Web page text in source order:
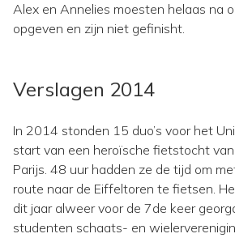
Alex en Annelies moesten helaas na
opgeven en zijn niet gefinisht.
Verslagen 2014
In 2014 stonden 15 duo’s voor het
start van een heroïsche fietstocht
Parijs. 48 uur hadden ze de tijd om
route naar de Eiffeltoren te fietsen.
dit jaar alweer voor de 7de keer
studenten schaats- en